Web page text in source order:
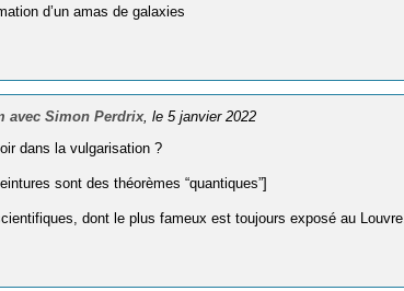
d’un amas de galaxies
avec Simon Perdrix, le 5 janvier 2022
dans la vulgarisation ?
sont des théorèmes “quantiques”]
dont le plus fameux est toujours exposé au Louvre.